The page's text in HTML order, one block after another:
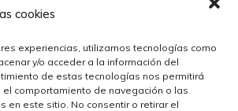
cookies
experiencias, utilizamos tecnologías como
y/o acceder a la información del
de estas tecnologías nos permitirá
comportamiento de navegación o las
en este sitio. No consentir o retirar el